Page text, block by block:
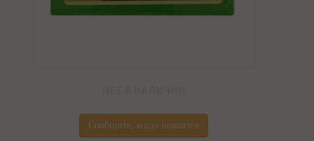
Сообщите, когда появится